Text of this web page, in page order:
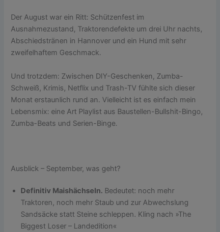
Der August war ein Ritt: Schützenfest im
Ausnahmezustand, Traktorendefekte um drei Uhr nachts,
Abschiedstränen in Hannover und ein Hund mit sehr
zweifelhaftem Geschmack.
Und trotzdem: Zwischen DIY-Geschenken, Zumba-
Schweiß, Krimis, Netflix und Trash-TV fühlte sich dieser
Monat erstaunlich rund an. Vielleicht ist es einfach mein
Lebensmix: eine Art Playlist aus Baustellen-Bullshit-Bingo,
Zumba-Beats und Serien-Binge.
Ausblick – September, was geht?
Definitiv Maishächseln. Bedeutet: noch mehr
Traktoren, noch mehr Staub und zur Abwechslung
Sandsäcke statt Steine schleppen. Kling nach »The
Biggest Loser – Landedition«